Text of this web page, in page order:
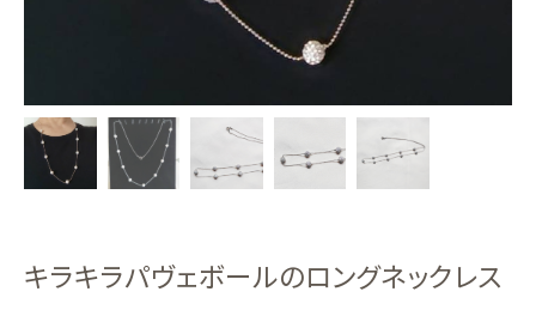
キラキラパヴェボールのロングネックレス